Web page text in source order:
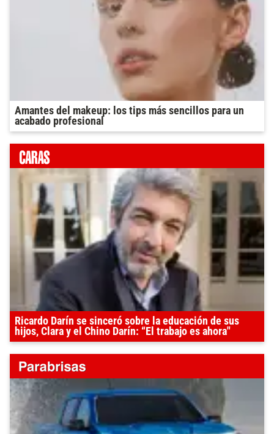
Amantes del makeup: los tips más sencillos para un
acabado profesional
Ricardo Darín se sinceró sobre la educación de sus
hijos, Clara y el Chino Darín: “El trabajo es ahora"